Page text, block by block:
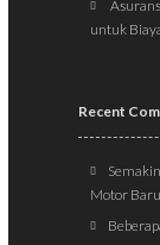
untuk
Recent
Motor